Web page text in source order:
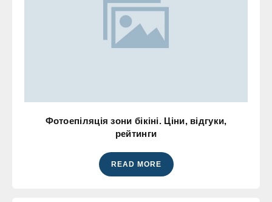
Фотоепіляція зони бікіні. Ціни, відгуки,
рейтинги
READ MORE